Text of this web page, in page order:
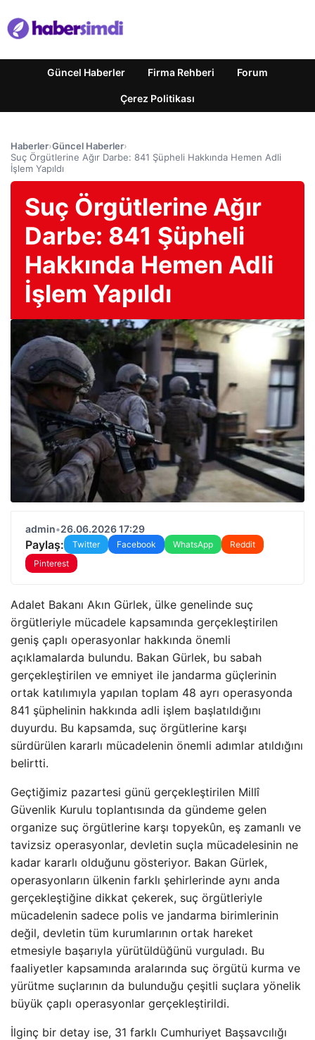
Güncel Haberler Firma Rehberi Forum
Çerez Politikası
Haberler›Güncel Haberler›
Suç Örgütlerine Ağır Darbe: 841 Şüpheli Hakkında Hemen Adli
İşlem Yapıldı
Suç Örgütlerine Ağır
Darbe: 841 Şüpheli
Hakkında Hemen Adli
İşlem Yapıldı
admin•26.06.2026 17:29
Paylaş: Twitter Facebook WhatsApp
Reddit
Pinterest
Adalet Bakanı Akın Gürlek, ülke genelinde suç
örgütleriyle mücadele kapsamında gerçekleştirilen
geniş çaplı operasyonlar hakkında önemli
açıklamalarda bulundu. Bakan Gürlek, bu sabah
gerçekleştirilen ve emniyet ile jandarma güçlerinin
ortak katılımıyla yapılan toplam 48 ayrı operasyonda
841 şüphelinin hakkında adli işlem başlatıldığını
duyurdu. Bu kapsamda, suç örgütlerine karşı
sürdürülen kararlı mücadelenin önemli adımlar atıldığını
belirtti.
Geçtiğimiz pazartesi günü gerçekleştirilen Millî
Güvenlik Kurulu toplantısında da gündeme gelen
organize suç örgütlerine karşı topyekûn, eş zamanlı ve
tavizsiz operasyonlar, devletin suçla mücadelesinin ne
kadar kararlı olduğunu gösteriyor. Bakan Gürlek,
operasyonların ülkenin farklı şehirlerinde aynı anda
gerçekleştiğine dikkat çekerek, suç örgütleriyle
mücadelenin sadece polis ve jandarma birimlerinin
değil, devletin tüm kurumlarının ortak hareket
etmesiyle başarıyla yürütüldüğünü vurguladı. Bu
faaliyetler kapsamında aralarında suç örgütü kurma ve
yürütme suçlarının da bulunduğu çeşitli suçlara yönelik
büyük çaplı operasyonlar gerçekleştirildi.
İlginç bir detay ise, 31 farklı Cumhuriyet Başsavcılığı